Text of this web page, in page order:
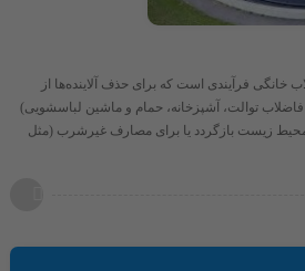
خانگی فرآیندی است که برای حذف آلاینده‌ها از
فاضلاب توالت، آشپزخانه، حمام و ماشین لباسشویی)
محیط زیست بازگردد یا برای مصارف غیرشرب (مثل